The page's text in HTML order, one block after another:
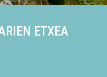
ETXEA